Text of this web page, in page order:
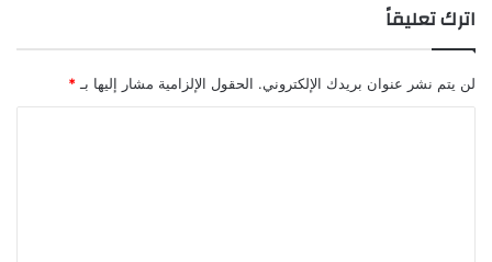
اترك تعليقاً
لن يتم نشر عنوان بريدك الإلكتروني. الحقول الإلزامية مشار إليها بـ *